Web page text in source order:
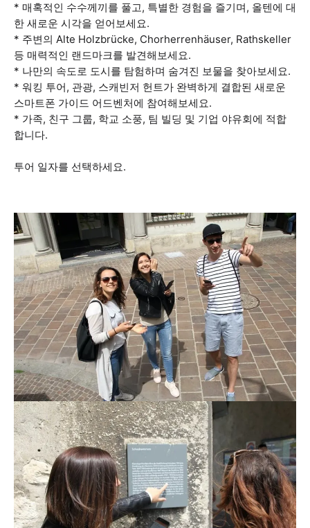
* 매혹적인 수수께끼를 풀고, 특별한 경험을 즐기며, 올텐에 대
한 새로운 시각을 얻어보세요.
* 주변의 Alte Holzbrücke, Chorherrenhäuser, Rathskeller
등 매력적인 랜드마크를 발견해보세요.
* 나만의 속도로 도시를 탐험하며 숨겨진 보물을 찾아보세요.
* 워킹 투어, 관광, 스캐빈저 헌트가 완벽하게 결합된 새로운
스마트폰 가이드 어드벤처에 참여해보세요.
* 가족, 친구 그룹, 학교 소풍, 팀 빌딩 및 기업 야유회에 적합
합니다.
투어 일자를 선택하세요.